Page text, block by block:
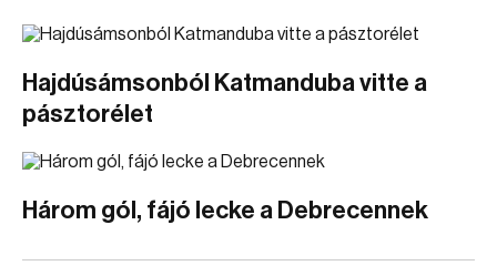
Hajdúsámsonból Katmanduba vitte a
pásztorélet
Három gól, fájó lecke a Debrecennek